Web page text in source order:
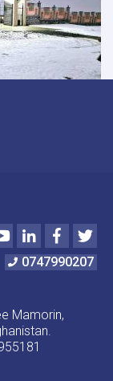
YoutubeLinkedIn
0747990207
Mamorin,